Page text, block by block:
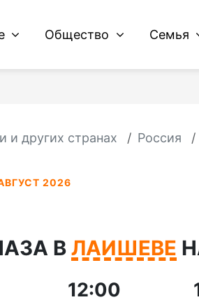
Общество Семья
и других странах Россия
2026
В ЛАИШЕВЕ
12:00